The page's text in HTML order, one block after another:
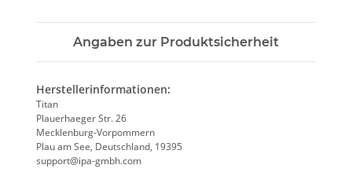
Angaben zur Produktsicherheit
Herstellerinformationen:
Titan
Plauerhaeger Str. 26
Mecklenburg-Vorpommern
Plau am See, Deutschland, 19395
support@ipa-gmbh.com